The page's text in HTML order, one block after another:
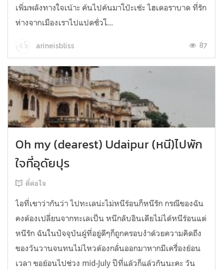
เพิ่มพลังทางใจเน้าะ ค้นไปค้นมาโป้ะเช้ะ ไฮเดอราบาด ที่รัก
ห่างจากเมืองเราไปแปดชั่วโ...
arineisbliss 87
Oh my (dearest) Udaipur (หนี)ไปพัก
ใจที่อุดัยปุร
ดี๋ต่อใจ
ไอที่เขาว่ากันว่า ไปทะเลน่ะไม่หนีร้อนก็หนีรัก กรณีของฉัน
คงต้องเปลี่ยนจากทะเลเป็น หนีกลับอินเดียไม่ได้หนีร้อนแต่
หนีรัก ฉันในปัจจุบันผู้ที่อยู่ดีๆก็ถูกครอบงำด้วยความคิดถึง
ของวันวานจนทนไม่ไหวต้องกลั่นออกมาหากมีเครื่องย้อน
เวลา ขอย้อนไปช่วง mid-July ปีที่แล้วก็แล้วกันนะคะ วัน